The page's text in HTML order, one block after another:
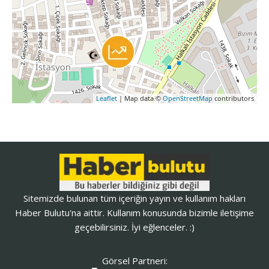
Leaflet | Map data © OpenStreetMap contributors
Sitemizde bulunan tüm içeriğin yayın ve kullanım hakları
Haber Bulutu'na aittir. Kullanım konusunda bizimle iletişime
geçebilirsiniz. İyi eğlenceler. :)
Görsel Partneri: